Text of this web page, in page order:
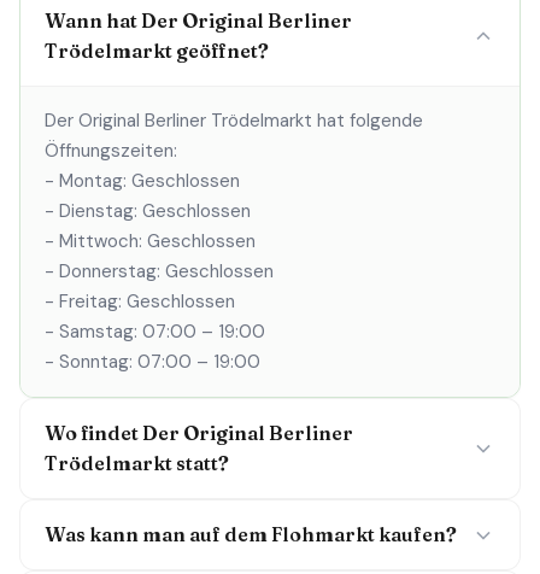
Wann hat Der Original Berliner
Trödelmarkt geöffnet?
Der Original Berliner Trödelmarkt hat folgende
Öffnungszeiten:
- Montag: Geschlossen
- Dienstag: Geschlossen
- Mittwoch: Geschlossen
- Donnerstag: Geschlossen
- Freitag: Geschlossen
- Samstag: 07:00 – 19:00
- Sonntag: 07:00 – 19:00
Wo findet Der Original Berliner
Trödelmarkt statt?
Was kann man auf dem Flohmarkt kaufen?